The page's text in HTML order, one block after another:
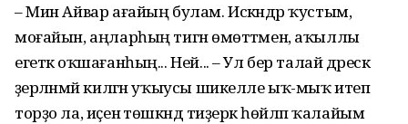
– Мин Айвар ағайың булам. Искәндәр ҡустым,
моғайын, аңларһың тигән өмөттәмен, аҡыллы
егеткә оҡшағанһың... Ней... – Ул бер талай дәрескә
әҙерләнмәй килгән уҡыусы шикелле ыҡ-мыҡ итеп
торҙо ла, иҫенә төшкәндә тиҙерәк һөйләп ҡалайым